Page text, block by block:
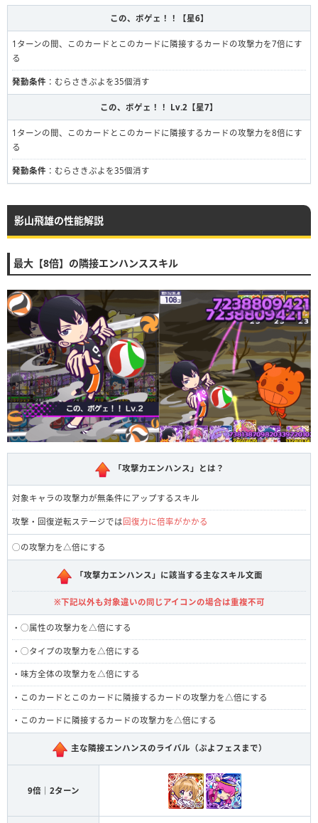
この、ボゲェ！！【星6】
1ターンの間、このカードとこのカードに隣接するカードの攻撃力を7倍にす
る
発動条件 ：むらさきぷよを35個消す
この、ボゲェ！！ Lv.2【星7】
1ターンの間、このカードとこのカードに隣接するカードの攻撃力を8倍にす
る
発動条件 ：むらさきぷよを35個消す
影山飛雄の性能解説
最大【8倍】の隣接エンハンススキル
「攻撃力エンハンス」とは？
対象キャラの攻撃力が無条件にアップするスキル
攻撃・回復逆転ステージでは 回復力に倍率がかかる
◯の攻撃力を△倍にする
「攻撃力エンハンス」に該当する主なスキル文面
※下記以外も対象違いの同じアイコンの場合は重複不可
・◯属性の攻撃力を△倍にする
・◯タイプの攻撃力を△倍にする
・味方全体の攻撃力を△倍にする
・このカードとこのカードに隣接するカードの攻撃力を△倍にする
・このカードに隣接するカードの攻撃力を△倍にする
主な隣接エンハンスのライバル（ぷよフェスまで）
9倍｜2ターン